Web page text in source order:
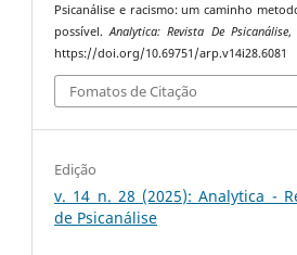
Psicanálise e racismo: um caminho
possível.Analytica: Revista De Psicanálise,
https://doi.org/10.69751/arp.v14i28.6081
Fomatos de Citação
Edição
v. 14 n. 28 (2025): Analytica -
de Psicanálise